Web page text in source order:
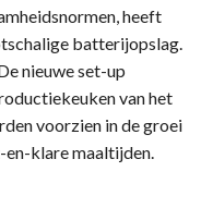
heeft
batterijopslag.
nieuwe set-up
van het
voorzien in de groei
en-klare maaltijden.